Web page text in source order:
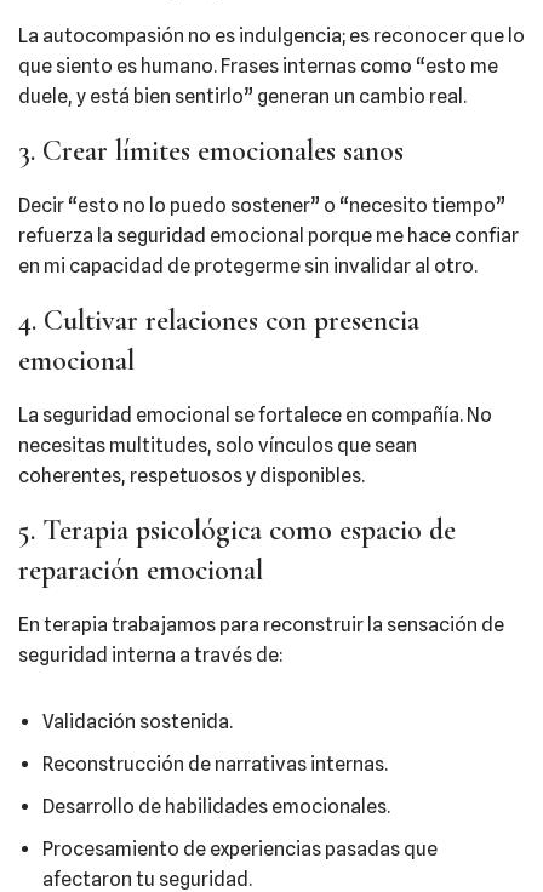
La autocompasión no es indulgencia; es reconocer que lo
que siento es humano. Frases internas como “esto me
duele, y está bien sentirlo” generan un cambio real.
3. Crear límites emocionales sanos
Decir “esto no lo puedo sostener” o “necesito tiempo”
refuerza la seguridad emocional porque me hace confiar
en mi capacidad de protegerme sin invalidar al otro.
4. Cultivar relaciones con presencia
emocional
La seguridad emocional se fortalece en compañía. No
necesitas multitudes, solo vínculos que sean
coherentes, respetuosos y disponibles.
5. Terapia psicológica como espacio de
reparación emocional
En terapia trabajamos para reconstruir la sensación de
seguridad interna a través de:
Validación sostenida.
Reconstrucción de narrativas internas.
Desarrollo de habilidades emocionales.
Procesamiento de experiencias pasadas que
afectaron tu seguridad.